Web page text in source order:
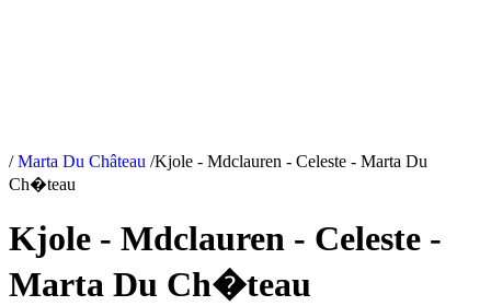
/ Marta Du Château /Kjole - Mdclauren - Celeste - Marta Du
Ch�teau
Kjole - Mdclauren - Celeste -
Marta Du Ch�teau